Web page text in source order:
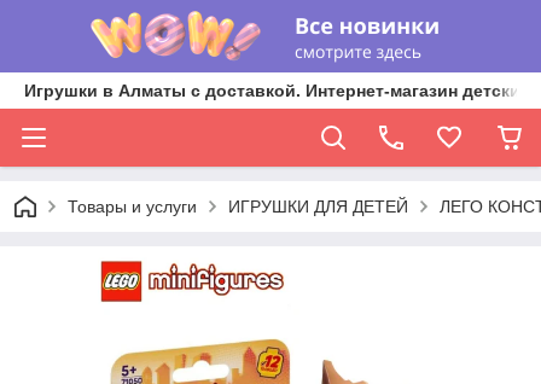
Игрушки в Алматы с доставкой. Интернет-магазин
Товары и услуги ИГРУШКИ ДЛЯ ДЕТЕЙ ЛЕГО